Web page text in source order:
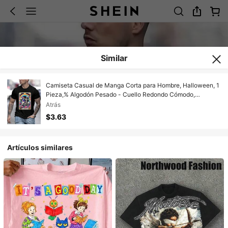
Similar
Camiseta Casual de Manga Corta para Hombre, Halloween, 1
Pieza,% Algodón Pesado - Cuello Redondo Cómodo,
Camisetas Suaves y Adorables, Holgadas y Confortables
Atrás
$3.63
Artículos similares